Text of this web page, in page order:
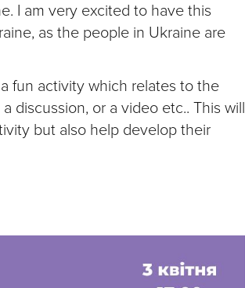
I am very excited to have this
as the people in Ukraine are
fun activity which relates to the
discussion, or a video etc.. This will
but also help develop their